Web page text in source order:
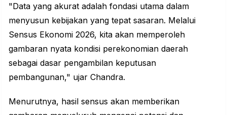
"Data yang akurat adalah fondasi utama dalam
menyusun kebijakan yang tepat sasaran. Melalui
Sensus Ekonomi 2026, kita akan memperoleh
gambaran nyata kondisi perekonomian daerah
sebagai dasar pengambilan keputusan
pembangunan," ujar Chandra.
Menurutnya, hasil sensus akan memberikan